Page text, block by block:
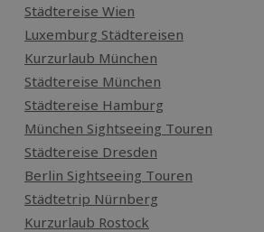
Städtereise Wien
Luxemburg Städtereisen
Kurzurlaub München
Städtereise München
Städtereise Hamburg
München Sightseeing Touren
Städtereise Dresden
Berlin Sightseeing Touren
Städtetrip Nürnberg
Kurzurlaub Rostock